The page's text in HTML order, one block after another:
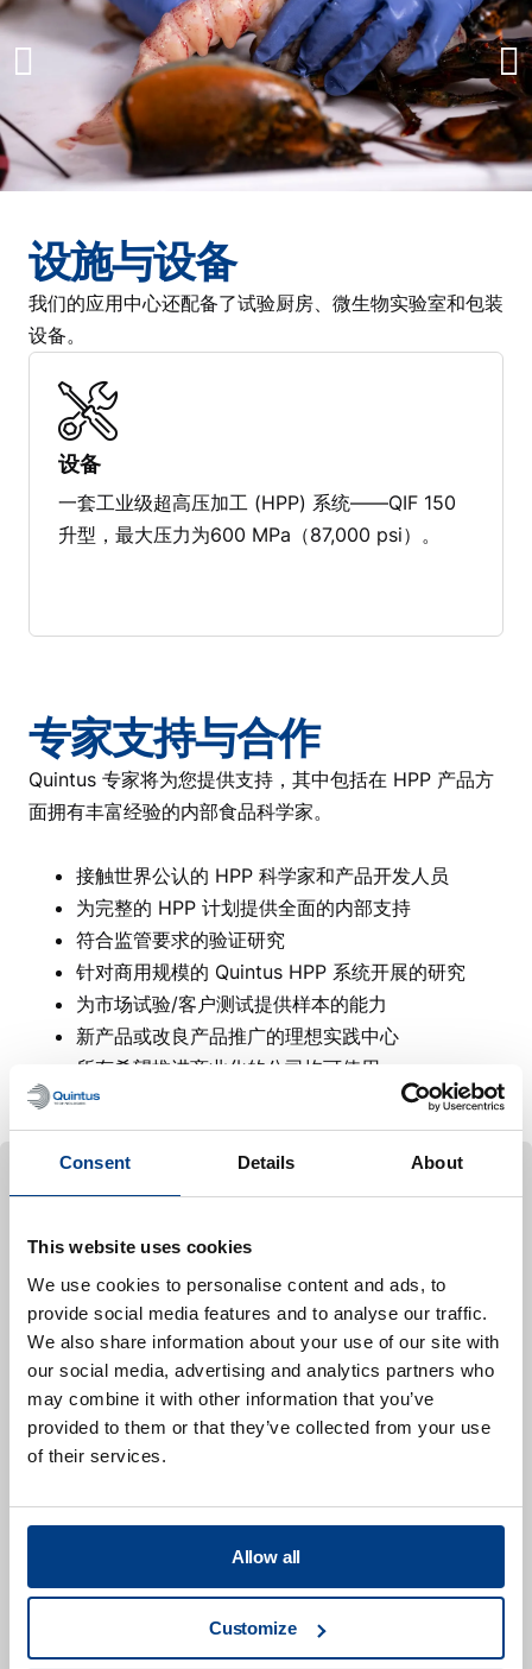
Consent Details About
This website uses cookies
We use cookies to personalise content and ads, to
provide social media features and to analyse our traffic.
We also share information about your use of our site with
our social media, advertising and analytics partners who
may combine it with other information that you’ve
provided to them or that they’ve collected from your use
of their services.
Allow all
Customize
设施与设备
我们的应用中心还配备了试验厨房、微生物实验室和包装
设备。
设备
一套工业级超高压加工 (HPP) 系统——QIF 150
升型，最大压力为600 MPa（87,000 psi）。
专家支持与合作
Quintus 专家将为您提供支持，其中包括在 HPP 产品方
面拥有丰富经验的内部食品科学家。
接触世界公认的 HPP 科学家和产品开发人员
为完整的 HPP 计划提供全面的内部支持
符合监管要求的验证研究
针对商用规模的 Quintus HPP 系统开展的研究
为市场试验/客户测试提供样本的能力
新产品或改良产品推广的理想实践中心
所有希望推进商业化的公司均可使用
即食肉类（RTE）
为了进行货架期分析，预包装烧烤牛肉产品（即食牛肉，
用烧烤调味料调味）中的每个样品都经过 HPP 处理，而
未经过 HPP 处理的样品（对照组）则包装在小袋中。未
经接种的 HPP 处理样品在 5,930 巴（86,000 磅/平方英
寸）的压力下处理 180 秒。所有样品均在 4°C (40°F)
下储存 126 天。
肠杆菌 O157:H7 (EHEC)、沙门氏菌和单核细胞增生性酵
母菌。一组样品在 5,930 巴（86,000 磅/平方英寸）的
压力下进行了 180 秒的 HPP 处理，而对照组则保持未处
理状态。所有 HPP 验证研究都是在低于工作压力 70 巴
（1,000 psi）的条件下进行的，以补偿循环时间内压力